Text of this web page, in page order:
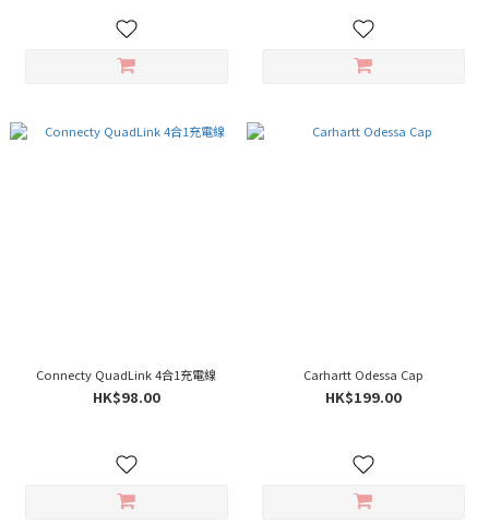
Connecty QuadLink 4合1充電線
HK$98.00
Carhartt Odessa Cap
HK$199.00